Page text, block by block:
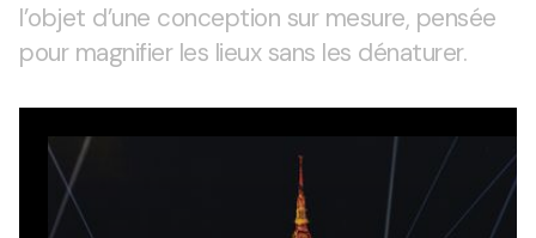
l’objet d’une conception sur mesure, pensée
pour magnifier les lieux sans les dénaturer.